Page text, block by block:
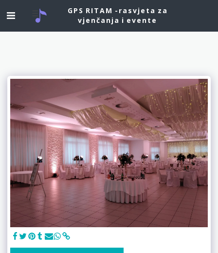
GPS RITAM -rasvjeta za
vjenčanja i evente